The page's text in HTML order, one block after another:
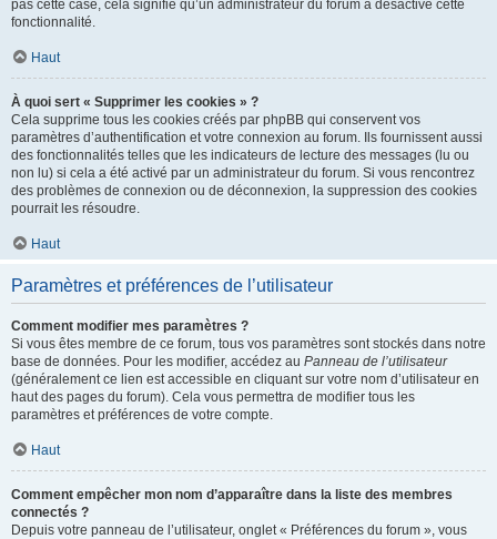
pas cette case, cela signifie qu’un administrateur du forum a désactivé cette
fonctionnalité.
Haut
À quoi sert « Supprimer les cookies » ?
Cela supprime tous les cookies créés par phpBB qui conservent vos
paramètres d’authentification et votre connexion au forum. Ils fournissent aussi
des fonctionnalités telles que les indicateurs de lecture des messages (lu ou
non lu) si cela a été activé par un administrateur du forum. Si vous rencontrez
des problèmes de connexion ou de déconnexion, la suppression des cookies
pourrait les résoudre.
Haut
Paramètres et préférences de l’utilisateur
Comment modifier mes paramètres ?
Si vous êtes membre de ce forum, tous vos paramètres sont stockés dans notre
base de données. Pour les modifier, accédez au Panneau de l’utilisateur
(généralement ce lien est accessible en cliquant sur votre nom d’utilisateur en
haut des pages du forum). Cela vous permettra de modifier tous les
paramètres et préférences de votre compte.
Haut
Comment empêcher mon nom d’apparaître dans la liste des membres
connectés ?
Depuis votre panneau de l’utilisateur, onglet « Préférences du forum », vous